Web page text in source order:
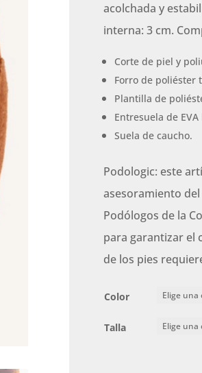
acolchada y
interna: 3 cm.
Corte de piel y
Forro de poliéster
Plantilla de
Entresuela de
Suela de caucho.
Podologic: este
asesoramiento
Podólogos de la
para garantizar el
de los pies
Color
Talla